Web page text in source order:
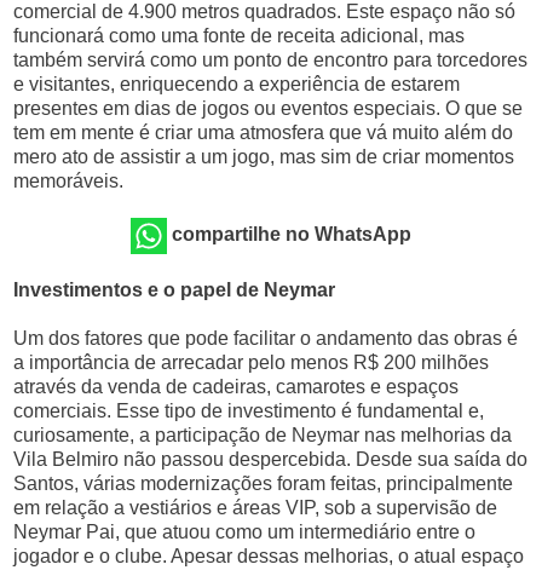
comercial de 4.900 metros quadrados. Este espaço não só
funcionará como uma fonte de receita adicional, mas
também servirá como um ponto de encontro para torcedores
e visitantes, enriquecendo a experiência de estarem
presentes em dias de jogos ou eventos especiais. O que se
tem em mente é criar uma atmosfera que vá muito além do
mero ato de assistir a um jogo, mas sim de criar momentos
memoráveis.
compartilhe no WhatsApp
Investimentos e o papel de Neymar
Um dos fatores que pode facilitar o andamento das obras é
a importância de arrecadar pelo menos R$ 200 milhões
através da venda de cadeiras, camarotes e espaços
comerciais. Esse tipo de investimento é fundamental e,
curiosamente, a participação de Neymar nas melhorias da
Vila Belmiro não passou despercebida. Desde sua saída do
Santos, várias modernizações foram feitas, principalmente
em relação a vestiários e áreas VIP, sob a supervisão de
Neymar Pai, que atuou como um intermediário entre o
jogador e o clube. Apesar dessas melhorias, o atual espaço